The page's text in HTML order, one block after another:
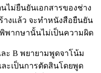
ไม่ยืนยันเอกสารของช่าง
างแล้ว จะทำหนังสือยืนยัน
พากษานั้นไม่เป็นความผิด
ะ B พยายามพูดจาโน้ม
ะเป็นการตัดสินโดยพูด